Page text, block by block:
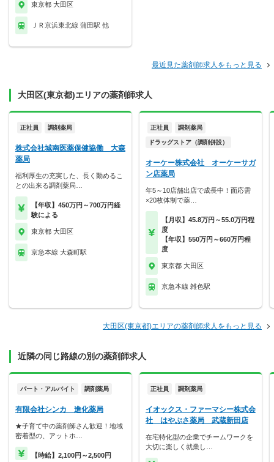
東京都 大田区
ＪＲ京浜東北線 蒲田駅 他
最近見た薬剤師求人をもっと見る
大田区(東京都)エリアの薬剤師求人
正社員 調剤薬局
株式会社城南医薬保健協働 大森
薬局
福利厚生の充実した、長く勤めるこ
との出来る調剤薬局…
【年収】450万円～700万円経
験による
東京都 大田区
京急本線 大森町駅
正社員 調剤薬局
ドラッグストア（調剤併設）
オーケー株式会社 オーケーサガ
ン店薬局
年5～10店舗出店で成長中！面応需
×20枚体制で薬…
【月収】45.8万円～55.0万円程
度
【年収】550万円～660万円程
度
東京都 大田区
京急本線 雑色駅
大田区(東京都)エリアの薬剤師求人をもっと見る
近隣の同じ路線の別の薬剤師求人
パート・アルバイト 調剤薬局
有限会社シンカ 進化薬局
★子育て中の薬剤師さん歓迎！地域
密着型の、アットホ…
【時給】2,100円～2,500円
正社員 調剤薬局
イオックス・ファーマシー株式会
社 はやぶさ薬局 武蔵新田店
在宅特化型の企業でチームワークを
大切に楽しく就業し…